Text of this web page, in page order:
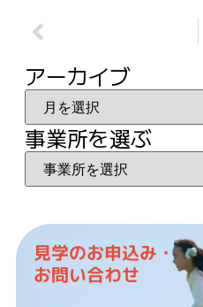
アーカイブ
事業所を選ぶ
見学のお申込み・
お問い合わせ